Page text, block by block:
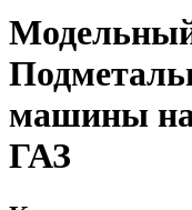
машины на
ГАЗ